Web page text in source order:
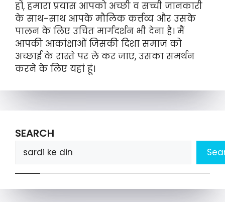
हों, हमारा प्रयास आपको अच्छी व सच्ची जानकारी
के साथ-साथ आपके मौलिक कर्त्तव्य और उसके
पालन के लिए उचित मार्गदर्शन भी देना है। मैं
आपकी आकांक्षाओं जिसकी दिशा समाज को
अच्छाई के रास्ते पर ले कर जाए, उसका समर्थन
करने के लिए यहां हूं।
SEARCH